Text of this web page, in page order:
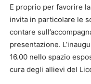
E proprio per favorire
invita in particolare le
contare
presentazione.
16.00 nello spazio
cura degli allievi del